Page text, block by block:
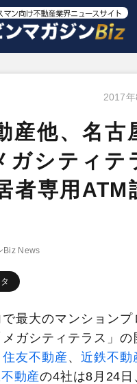
2017
産他、名古
ガシティテ
者専用ATM
Biz News
最大のマンションプ
ガシティテラス」の
住友不動産 、近鉄不動
動産の4社は8月24日